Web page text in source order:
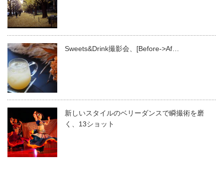
Sweets&Drink撮影会、[Before->Af…
新しいスタイルのベリーダンスで瞬撮術を磨
く、13ショット